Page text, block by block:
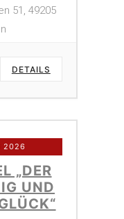
51, 49205
DETAILS
2026
„DER
UND